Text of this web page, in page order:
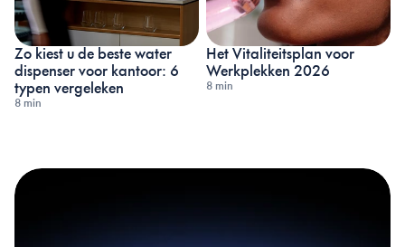
Zo kiest u de beste water
dispenser voor kantoor: 6
typen vergeleken
8 min
Het Vitaliteitsplan voor
Werkplekken 2026
8 min